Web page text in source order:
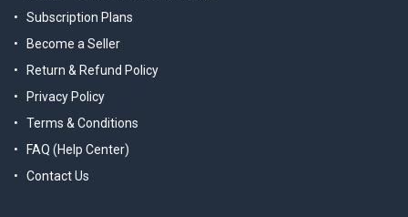
Subscription Plans
Become a Seller
Return & Refund Policy
Privacy Policy
Terms & Conditions
FAQ (Help Center)
Contact Us